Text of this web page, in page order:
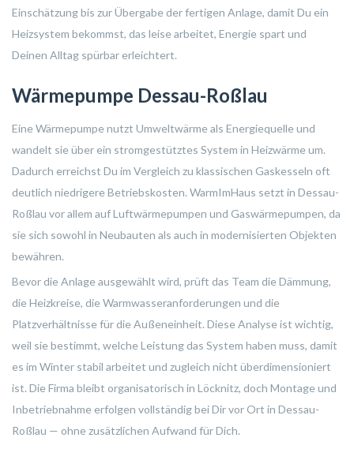
Einschätzung bis zur Übergabe der fertigen Anlage, damit Du ein
Heizsystem bekommst, das leise arbeitet, Energie spart und
Deinen Alltag spürbar erleichtert.
Wärmepumpe Dessau-Roßlau
Eine Wärmepumpe nutzt Umweltwärme als Energiequelle und
wandelt sie über ein stromgestütztes System in Heizwärme um.
Dadurch erreichst Du im Vergleich zu klassischen Gaskesseln oft
deutlich niedrigere Betriebskosten. WarmImHaus setzt in Dessau-
Roßlau vor allem auf Luftwärmepumpen und Gaswärmepumpen, da
sie sich sowohl in Neubauten als auch in modernisierten Objekten
bewähren.
Bevor die Anlage ausgewählt wird, prüft das Team die Dämmung,
die Heizkreise, die Warmwasseranforderungen und die
Platzverhältnisse für die Außeneinheit. Diese Analyse ist wichtig,
weil sie bestimmt, welche Leistung das System haben muss, damit
es im Winter stabil arbeitet und zugleich nicht überdimensioniert
ist. Die Firma bleibt organisatorisch in Löcknitz, doch Montage und
Inbetriebnahme erfolgen vollständig bei Dir vor Ort in Dessau-
Roßlau — ohne zusätzlichen Aufwand für Dich.